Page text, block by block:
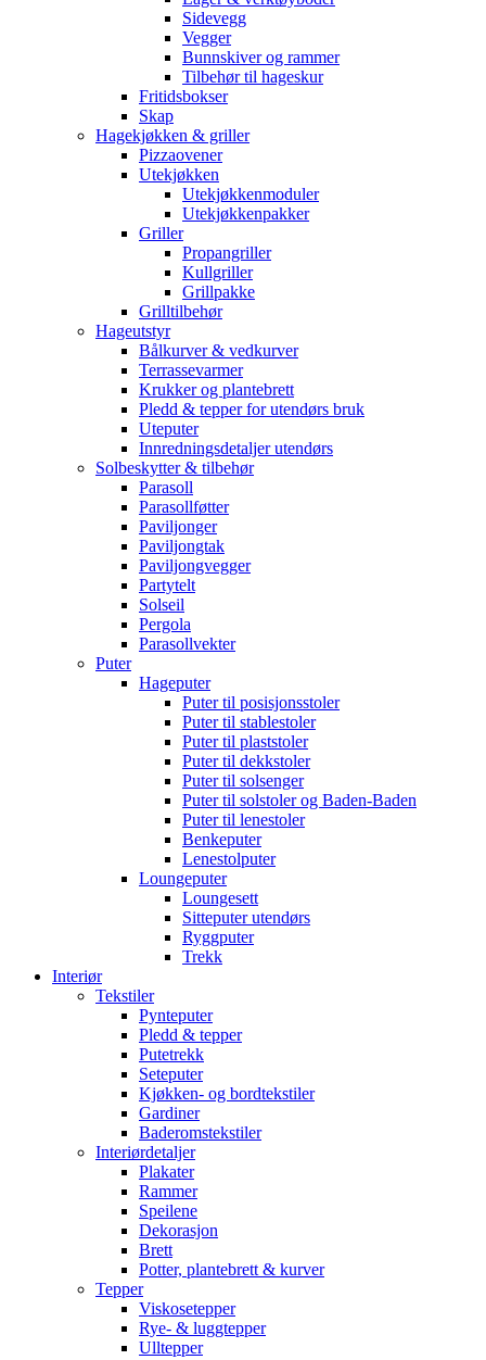
Sidevegg
Vegger
Bunnskiver og rammer
Tilbehør til hageskur
Fritidsbokser
Skap
Hagekjøkken & griller
Pizzaovener
Utekjøkken
Utekjøkkenmoduler
Utekjøkkenpakker
Griller
Propangriller
Kullgriller
Grillpakke
Grilltilbehør
Hageutstyr
Bålkurver & vedkurver
Terrassevarmer
Krukker og plantebrett
Pledd & tepper for utendørs bruk
Uteputer
Innredningsdetaljer utendørs
Solbeskytter & tilbehør
Parasoll
Parasollføtter
Paviljonger
Paviljongtak
Paviljongvegger
Partytelt
Solseil
Pergola
Parasollvekter
Puter
Hageputer
Puter til posisjonsstoler
Puter til stablestoler
Puter til plaststoler
Puter til dekkstoler
Puter til solsenger
Puter til solstoler og Baden-Baden
Puter til lenestoler
Benkeputer
Lenestolputer
Loungeputer
Loungesett
Sitteputer utendørs
Ryggputer
Trekk
Interiør
Tekstiler
Pynteputer
Pledd & tepper
Putetrekk
Seteputer
Kjøkken- og bordtekstiler
Gardiner
Baderomstekstiler
Interiørdetaljer
Plakater
Rammer
Speilene
Dekorasjon
Brett
Potter, plantebrett & kurver
Tepper
Viskosetepper
Rye- & luggtepper
Ulltepper